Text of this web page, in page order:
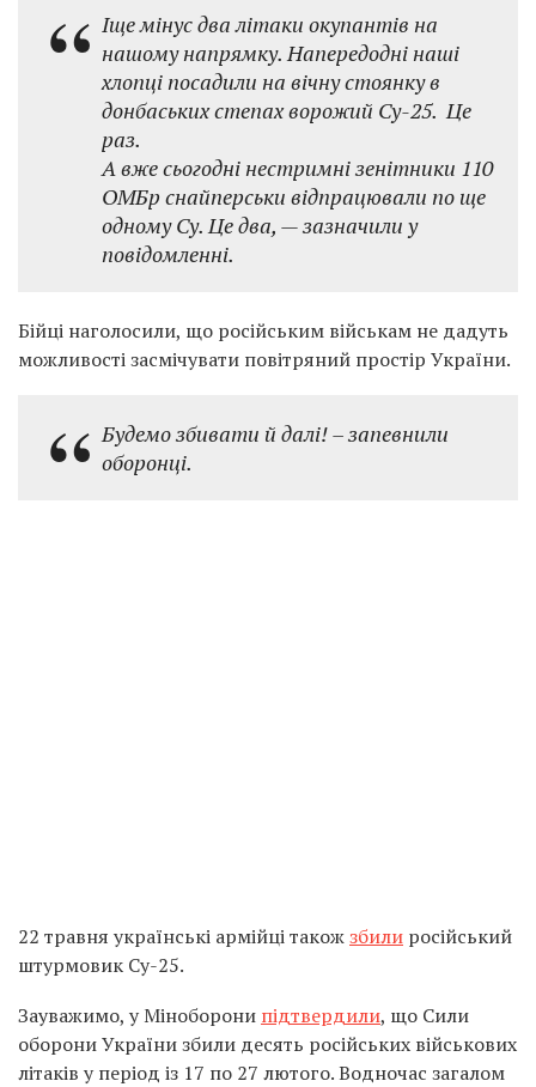
Іще мінус два літаки окупантів на
нашому напрямку. Напередодні наші
хлопці посадили на вічну стоянку в
донбаських степах ворожий Су-25. Це
раз.
А вже сьогодні нестримні зенітники 110
ОМБр снайперськи відпрацювали по ще
одному Су. Це два, — зазначили у
повідомленні.
Бійці наголосили, що російським військам не дадуть
можливості засмічувати повітряний простір України.
Будемо збивати й далі! – запевнили
оборонці.
22 травня українські армійці такожзбили російський
штурмовик Су-25.
Зауважимо, у Міноборони підтвердили, що Сили
оборони України збили десять російських військових
літаків у період із 17 по 27 лютого. Водночас загалом